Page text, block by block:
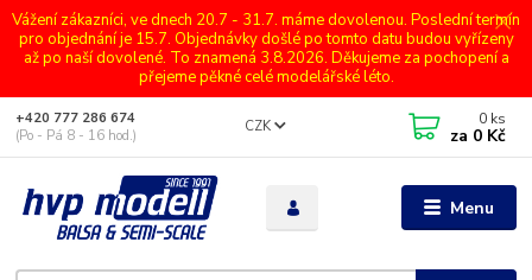
Vážení zákazníci, ve dnech 20.7 - 31.7. máme dovolenou. Poslední termín
pro objednání je 15.7. Objednávky došlé po tomto datu budou vyřízeny
až po naší dovolené. To znamená 3.8.2026. Děkujeme za pochopení a
přejeme pěkné celé modelářské léto.
Menu
CZK
+420 777 286 674
(Po - Pá 8 - 16 hod.)
0 ks
za 0 Kč